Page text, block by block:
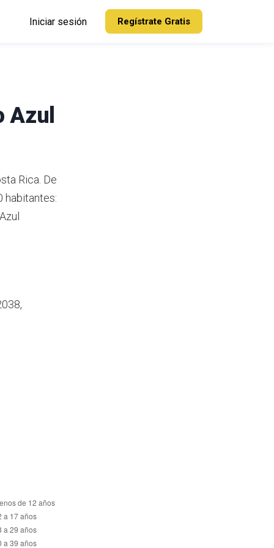
Iniciar sesión Regístrate Gratis
Azul
Rica. De
habitantes: